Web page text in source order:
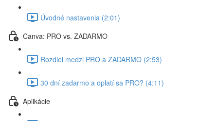
Úvodné nastavenia (2:01)
Canva: PRO vs. ZADARMO
Rozdiel medzi PRO a ZADARMO (2:53)
30 dní zadarmo a oplatí sa PRO? (4:11)
Aplikácie